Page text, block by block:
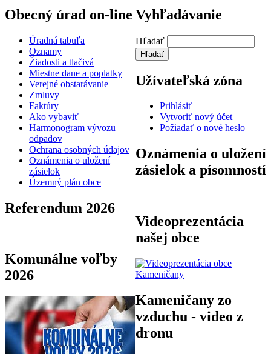
Obecný úrad on-line
Úradná tabuľa
Oznamy
Žiadosti a tlačivá
Miestne dane a poplatky
Verejné obstarávanie
Zmluvy
Faktúry
Ako vybaviť
Harmonogram vývozu
odpadov
Ochrana osobných údajov
Oznámenia o uložení
zásielok
Územný plán obce
Referendum 2026
Komunálne voľby
2026
Vyhľadávanie
Hľadať
Užívateľská zóna
Prihlásiť
Vytvoriť nový účet
Požiadať o nové heslo
Oznámenia o uložení
zásielok a písomností
Videoprezentácia
našej obce
Kameničany zo
vzduchu - video z
dronu